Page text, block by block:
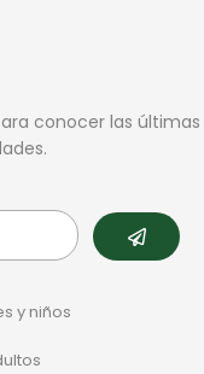
conocer las últimas
y niños